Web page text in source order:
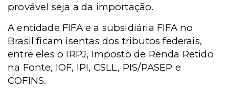
provável seja a da importação.
A entidade FIFA e a subsidiária FIFA no
Brasil ficam isentas dos tributos federais,
entre eles o IRPJ, Imposto de Renda Retido
na Fonte, IOF, IPI, CSLL, PIS/PASEP e
COFINS.